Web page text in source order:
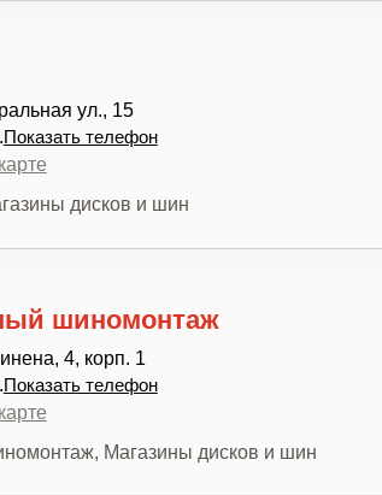
ул., 15
Показать телефон
дисков и шин
шиномонтаж
4, корп. 1
Показать телефон
Магазины дисков и шин